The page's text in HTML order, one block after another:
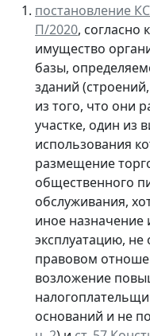
постановление
П/2020, согласно
имущество
базы,
зданий
из того, что они
участке, один из
использования
размещение
общественного
обслуживания,
иное назначение
эксплуатацию,
правовом
возложение
оснований и не